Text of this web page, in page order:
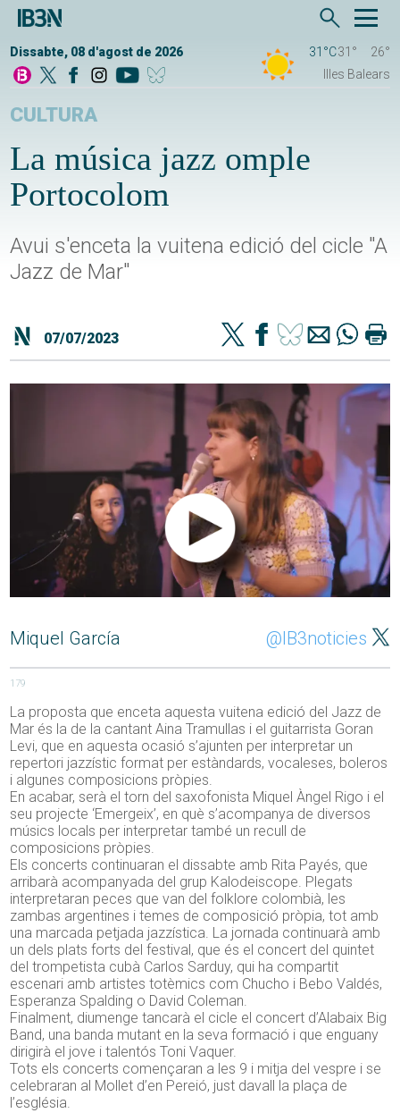
Dissabte, 08 d'agost de 2026 31°C31°
26°
Illes Balears
CULTURA
La música jazz omple
Portocolom
Avui s'enceta la vuitena edició del cicle "A
Jazz de Mar"
07/07/2023
Miquel García @IB3noticies
179
La proposta que enceta aquesta vuitena edició del Jazz de
Mar és la de la cantant Aina Tramullas i el guitarrista Goran
Levi, que en aquesta ocasió s’ajunten per interpretar un
repertori jazzístic format per estàndards, vocaleses, boleros
i algunes composicions pròpies.
En acabar, serà el torn del saxofonista Miquel Àngel Rigo i el
seu projecte ‘Emergeix’, en què s’acompanya de diversos
músics locals per interpretar també un recull de
composicions pròpies.
Els concerts continuaran el dissabte amb Rita Payés, que
arribarà acompanyada del grup Kalodeiscope. Plegats
interpretaran peces que van del folklore colombià, les
zambas argentines i temes de composició pròpia, tot amb
una marcada petjada jazzística. La jornada continuarà amb
un dels plats forts del festival, que és el concert del quintet
del trompetista cubà Carlos Sarduy, qui ha compartit
escenari amb artistes totèmics com Chucho i Bebo Valdés,
Esperanza Spalding o David Coleman.
Finalment, diumenge tancarà el cicle el concert d’Alabaix Big
Band, una banda mutant en la seva formació i que enguany
dirigirà el jove i talentós Toni Vaquer.
Tots els concerts començaran a les 9 i mitja del vespre i se
celebraran al Mollet d’en Pereió, just davall la plaça de
l’església.